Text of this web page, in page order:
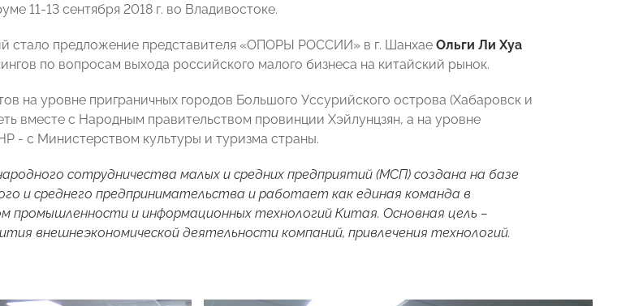
11-13 сентября 2018 г. во Владивостоке.
стало предложение представителя «ОПОРЫ РОССИИ» в г. Шанхае Ольги Ли Хуа
по вопросам выхода российского малого бизнеса на китайский рынок.
на уровне приграничных городов Большого Уссурийского острова (Хабаровск и
вместе с Народным правительством провинции Хэйлунцзян, а на уровне
- с Министерством культуры и туризма страны.
сотрудничества малых и средних предприятий (МСП) создана на базе
и среднего предпринимательства и работает как единая команда в
промышленности и информационных технологий Китая. Основная цель –
внешнеэкономической деятельности компаний, привлечения технологий.